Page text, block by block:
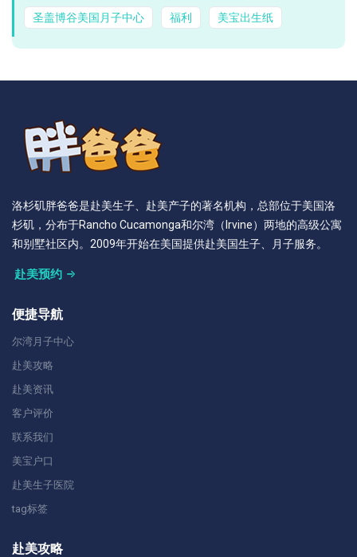
圣盖博谷美国月子中心 福利 美宝出生纸
洛杉矶胖爸爸是赴美生子、赴美产子的著名机构，总部位于美国洛
杉矶，分布于Rancho Cucamonga和尔湾（Irvine）两地的高级公寓
和别墅社区内。2009年开始在美国提供赴美国生子、月子服务。
赴美预约
便捷导航
尔湾月子中心
赴美攻略
赴美资讯
客户评价
联系我们
美宝户口
赴美生子医院
tag标签
赴美攻略